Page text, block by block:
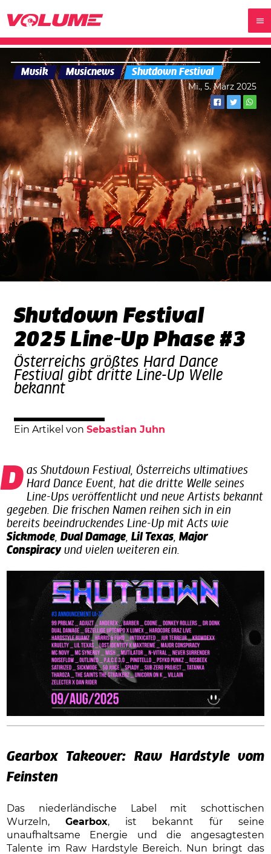
Musik Musicnews Shutdown Festival
Mi., 5. März 2025
Shutdown Festival
2025 Line-Up Phase #3
Österreichs größtes Hard Dance
Festival gibt dritte Line-Up Welle
bekannt
Ein Artikel von Sebastian Juhn
Das Shutdown Festival, Österreichs ultimatives Hard Dance Event, hat die dritte Welle seines
Line-Ups veröffentlicht und neue Artists bekannt
gegeben. Die frischen Namen reihen sich in ein
bereits beeindruckendes Line-Up mit Acts wie
Sickmode,Dual Damage,Lil Texas,Major
Conspiracyund vielen weiteren ein.
Gearbox Takeover: Raw Hardstyle vom
Feinsten
Das niederländische Label mit schottischen
Wurzeln, Gearbox, ist bekannt für seine
unaufhaltsame Energie und die angesagtesten
Talente im Raw Hardstyle Bereich. Nun bringt das